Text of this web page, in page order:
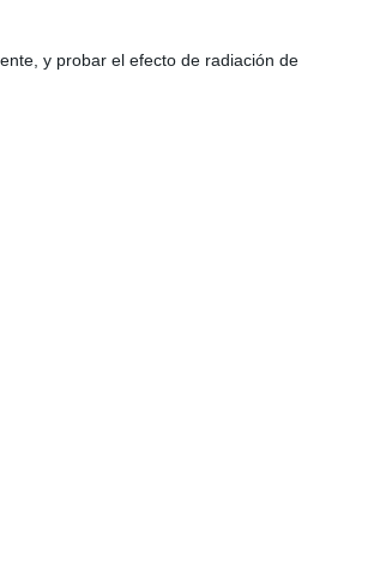
y probar el efecto de radiación de